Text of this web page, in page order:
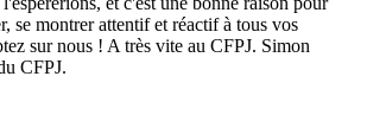
se montrer attentif et réactif à tous vos
sur nous ! A très vite au CFPJ. Simon
CFPJ.